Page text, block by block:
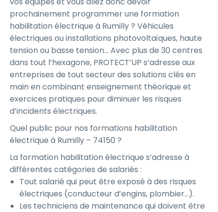
prochainement programmer une formation
habilitation électrique à Rumilly ? Véhicules
électriques ou installations photovoltaïques, haute
tension ou basse tension… Avec plus de 30 centres
dans tout l’hexagone, PROTECT’UP s’adresse aux
entreprises de tout secteur des solutions clés en
main en combinant enseignement théorique et
exercices pratiques pour diminuer les risques
d’incidents électriques.
Quel public pour nos formations habilitation
électrique à Rumilly – 74150 ?
La formation habilitation électrique s’adresse à
différentes catégories de salariés :
Tout salarié qui peut être exposé à des risques
électriques (conducteur d’engins, plombier…).
Les techniciens de maintenance qui doivent être